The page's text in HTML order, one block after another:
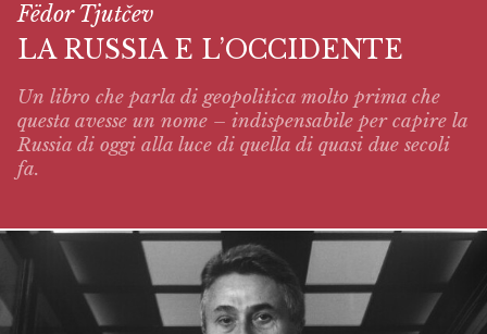
Fëdor Tjutčev
LA RUSSIA E L’OCCIDENTE
Un libro che parla di geopolitica molto prima che
questa avesse un nome – indispensabile per capire la
Russia di oggi alla luce di quella di quasi due secoli
fa.